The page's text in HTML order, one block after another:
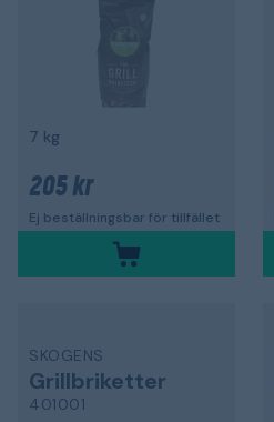
7 kg
205 kr
Ej beställningsbar för tillfället
SKOGENS
Grillbriketter
401001